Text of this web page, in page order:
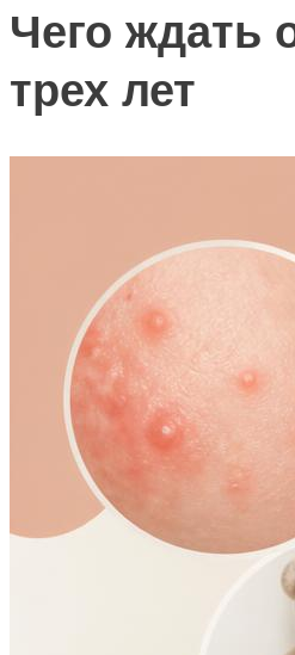
Чего ждать
трех лет